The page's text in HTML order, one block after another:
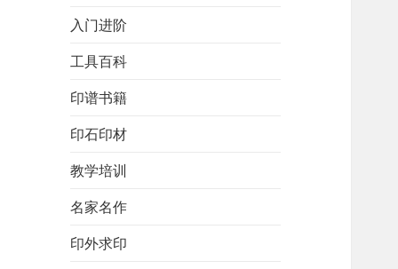
入门进阶
工具百科
印谱书籍
印石印材
教学培训
名家名作
印外求印